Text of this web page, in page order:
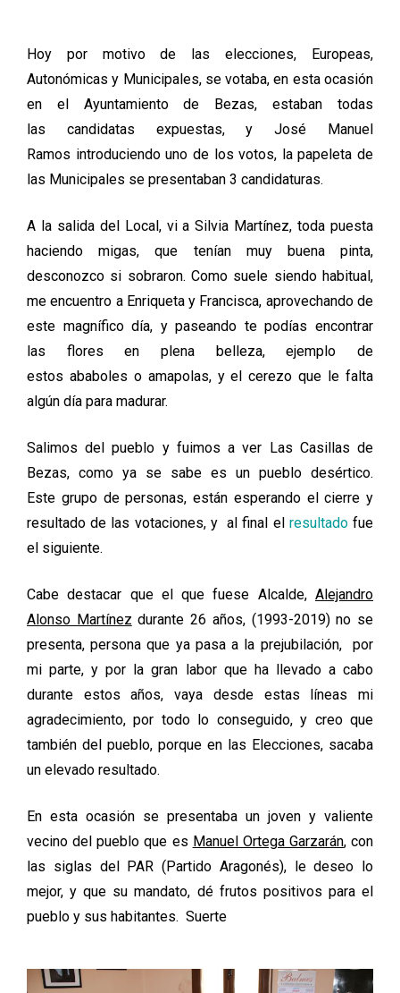
Hoy por motivo de las elecciones, Europeas,
Autonómicas y Municipales, se votaba, en esta ocasión
en el Ayuntamiento de Bezas, estaban todas
las candidatas expuestas, y José Manuel
Ramos introduciendo uno de los votos, la papeleta de
las Municipales se presentaban 3 candidaturas.
A la salida del Local, vi a Silvia Martínez, toda puesta
haciendo migas, que tenían muy buena pinta,
desconozco si sobraron. Como suele siendo habitual,
me encuentro a Enriqueta y Francisca, aprovechando de
este magnífico día, y paseando te podías encontrar
las flores en plena belleza, ejemplo de
estos ababoles o amapolas, y el cerezo que le falta
algún día para madurar.
Salimos del pueblo y fuimos a ver Las Casillas de
Bezas, como ya se sabe es un pueblo desértico.
Este grupo de personas, están esperando el cierre y
resultado de las votaciones, y al final el resultadofue
el siguiente.
Cabe destacar que el que fuese Alcalde, Alejandro
Alonso Martínez durante 26 años, (1993-2019) no se
presenta, persona que ya pasa a la prejubilación, por
mi parte, y por la gran labor que ha llevado a cabo
durante estos años, vaya desde estas líneas mi
agradecimiento, por todo lo conseguido, y creo que
también del pueblo, porque en las Elecciones, sacaba
un elevado resultado.
En esta ocasión se presentaba un joven y valiente
vecino del pueblo que es Manuel Ortega Garzarán, con
las siglas del PAR (Partido Aragonés), le deseo lo
mejor, y que su mandato, dé frutos positivos para el
pueblo y sus habitantes. Suerte